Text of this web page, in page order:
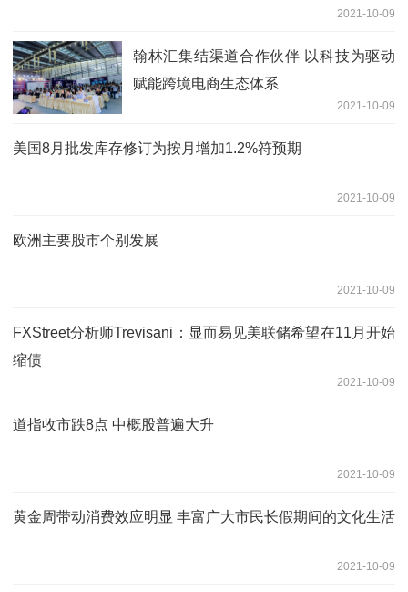
2021-10-09
翰林汇集结渠道合作伙伴 以科技为驱动
赋能跨境电商生态体系
2021-10-09
美国8月批发库存修订为按月增加1.2%符预期
2021-10-09
欧洲主要股市个别发展
2021-10-09
FXStreet分析师Trevisani：显而易见美联储希望在11月开始
缩债
2021-10-09
道指收市跌8点 中概股普遍大升
2021-10-09
黄金周带动消费效应明显 丰富广大市民长假期间的文化生活
2021-10-09